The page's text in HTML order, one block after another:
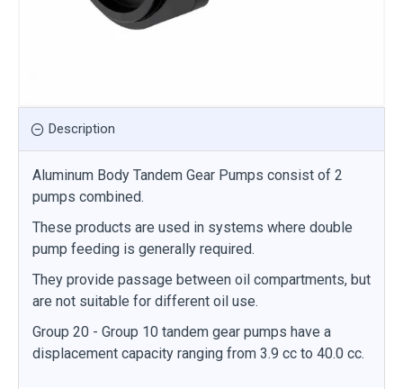
Description
Aluminum Body Tandem Gear Pumps consist of 2
pumps combined.
These products are used in systems where double
pump feeding is generally required.
They provide passage between oil compartments, but
are not suitable for different oil use.
Group 20 - Group 10 tandem gear pumps have a
displacement capacity ranging from 3.9 cc to 40.0 cc.